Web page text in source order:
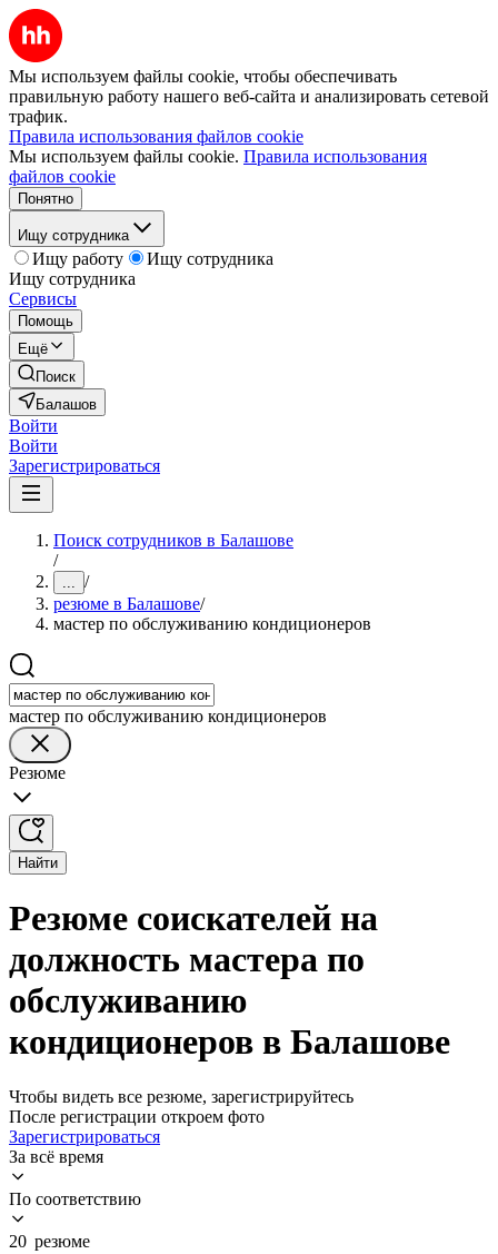
Мы используем файлы cookie, чтобы обеспечивать
правильную работу нашего веб-сайта и анализировать сетевой
трафик.
Правила использования файлов cookie
Мы используем файлы cookie. Правила использования
файлов cookie
Понятно
Ищу сотрудника
Ищу работу
Ищу сотрудника
Ищу сотрудника
Сервисы
Помощь
Ещё
Поиск
Балашов
Войти
Войти
Зарегистрироваться
Поиск сотрудников в Балашове
/
... /
резюме в Балашове/
мастер по обслуживанию кондиционеров
мастер по обслуживанию кондиционеров
Резюме
Найти
Резюме соискателей на
должность мастера по
обслуживанию
кондиционеров в Балашове
Чтобы видеть все резюме, зарегистрируйтесь
После регистрации откроем фото
Зарегистрироваться
За всё время
По соответствию
20 резюме